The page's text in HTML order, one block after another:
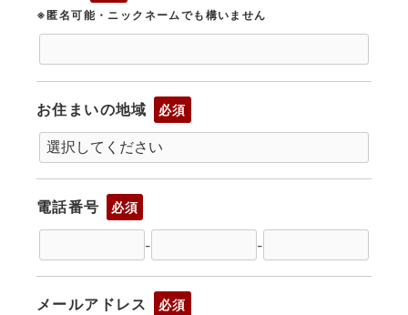
※匿名可能・ニックネームでも構いません
お住まいの地域 必須
電話番号 必須
- -
メールアドレス 必須